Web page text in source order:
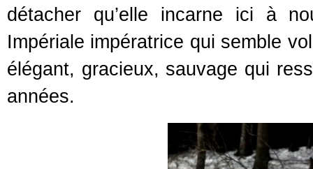
détacher qu’elle incarne ici à
Impériale impératrice qui semble
élégant, gracieux, sauvage qui
années.